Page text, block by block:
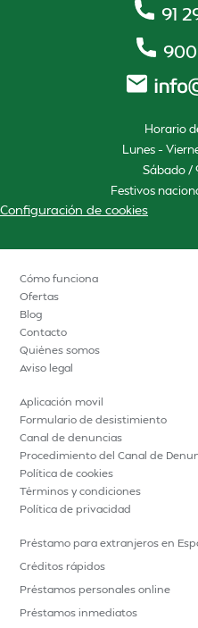
91
900
Horario
Lunes –
Sábado /
Festivos
Configuración de cookies
Cómo funciona
Ofertas
Blog
Contacto
Quiénes somos
Aviso legal
Aplicación movil
Formulario de desistimiento
Canal de denuncias
Procedimiento del Canal de
Política de cookies
Términos y condiciones
Política de privacidad
Préstamo para extranjeros en
Créditos rápidos
Préstamos personales online
Préstamos inmediatos